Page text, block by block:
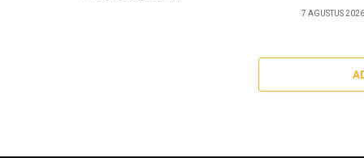
7 AGUSTUS